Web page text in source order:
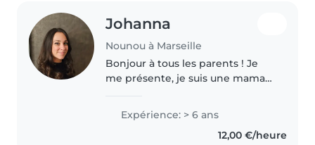
Johanna
Nounou à Marseille
Bonjour à tous les parents ! Je
me présente, je suis une maman
temps complet dans une micro
crèche. Je suis diplômée d état
du diplôme d auxiliaire..
Expérience: > 6 ans
12,00 €/heure